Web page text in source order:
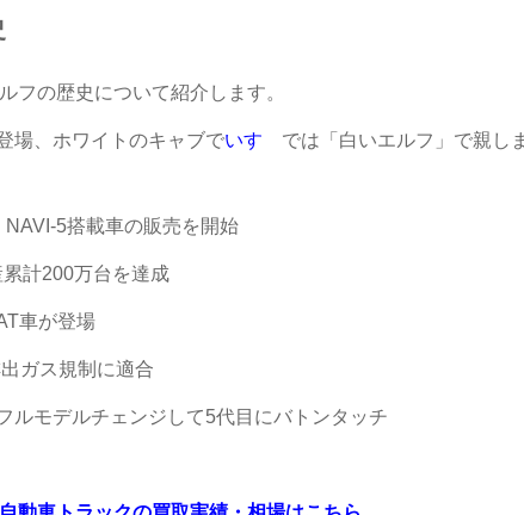
フの歴史について紹介します。
場、ホワイトのキャブでいすゞ では「白いエルフ」で親し
NAVI-5搭載車の販売を開始
累計200万台を達成
車が登場
ガス規制に適合
ルモデルチェンジして5代目にバトンタッチ